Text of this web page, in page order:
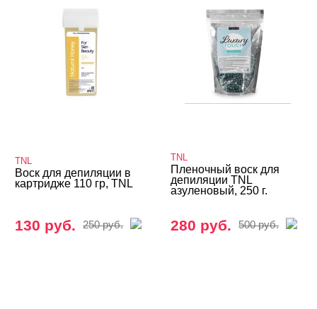
TNL
Воск для депиляции в
картридже 110 гр, TNL
130 руб. 250 руб.
TNL
Пленочный воск для
депиляции TNL
азуленовый, 250 г.
280 руб. 500 руб.